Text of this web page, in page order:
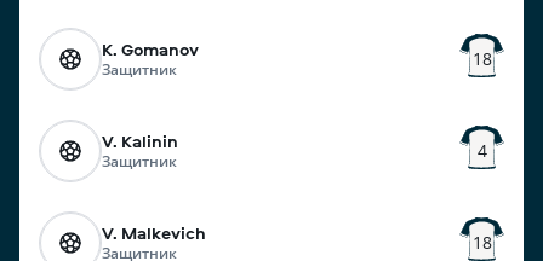
K. Gomanov
Защитник 18
V. Kalinin
Защитник 4
V. Malkevich
Защитник 18